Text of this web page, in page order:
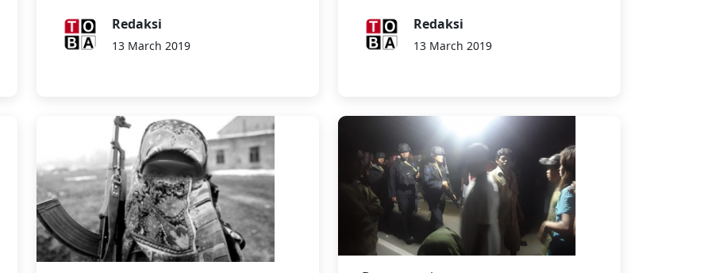
Redaksi
13 March 2019
Redaksi
13 March 2019